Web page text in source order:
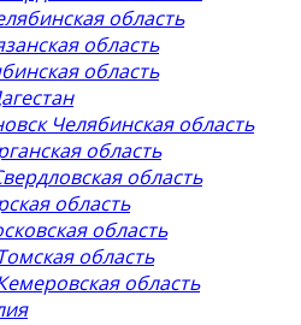
область
область
область
Челябинская область
область
область
область
область
область
область